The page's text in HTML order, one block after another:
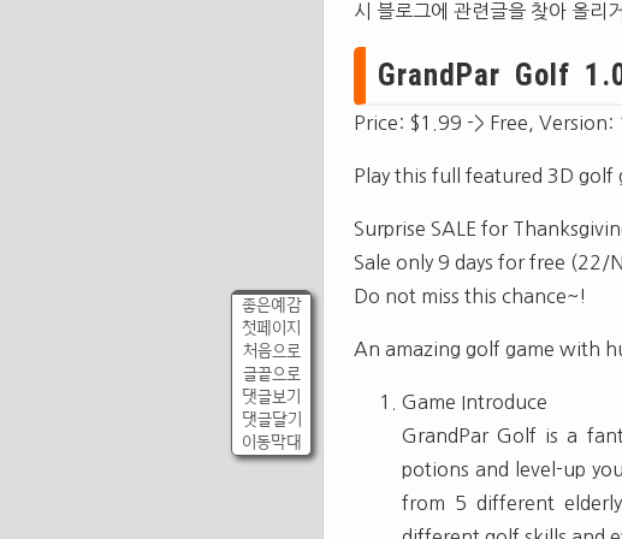
좋은예감
첫페이지
처음으로
글끝으로
댓글보기
댓글달기
이동막대
시 블로그에 관련글을 찾아 올리
GrandPar Golf
Price: $1.99 -> Free, Version:
Play this full featured 3D
Surprise SALE for
Sale only 9 days for free (22/
Do not miss this chance~!
An amazing golf game with
Game Introduce
GrandPar Golf is a
potions and level-up
from 5 different